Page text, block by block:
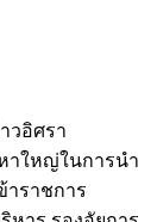
วอิศรา
าใหญ่ในการนำ
าราชการ